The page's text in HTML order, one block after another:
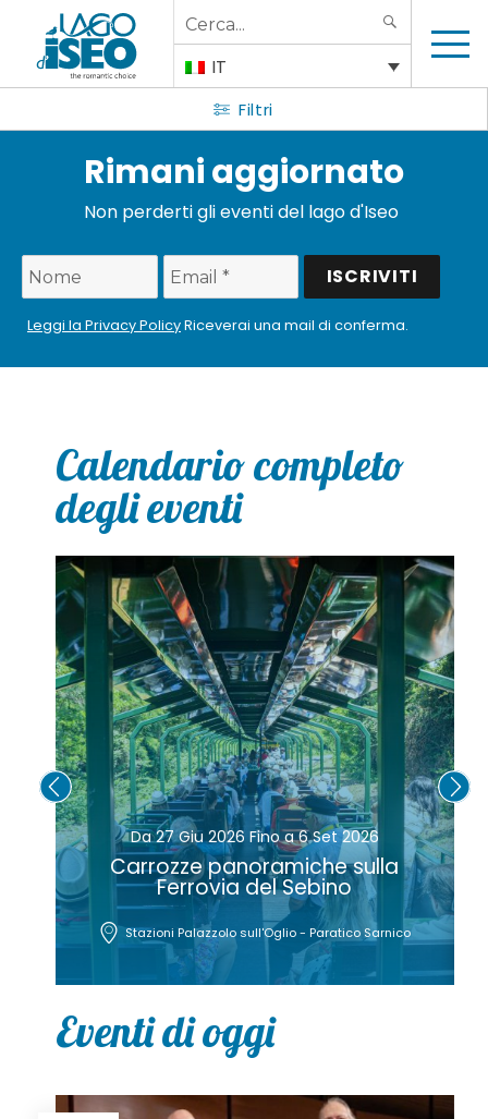
Search
for:
IT
Filtri
Rimani aggiornato
Non perderti gli eventi del lago d'Iseo
Leggi la Privacy PolicyRiceverai una mail di conferma.
Calendario completo
degli eventi
Da 28 Giu 2026 Fino a 4 Ott 2026
Mostra “Ospiti/4 – Accademia
Tadini. La Casa delle Storie”
Galleria dell'Accademia Tadini - Lovere
Eventi di oggi